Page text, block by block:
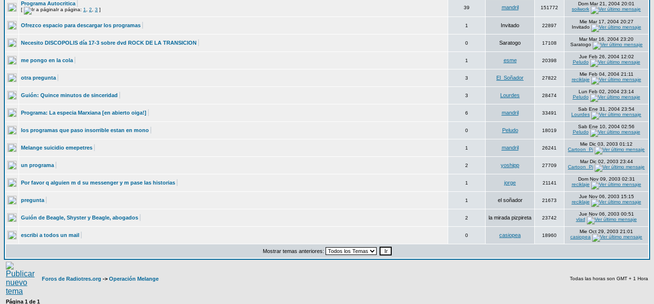
Programa Autocritica
[ Ir a página: 1 2 3 ] 39 mandril 151772
Dom Mar 21, 2004 20:01
soilwork
Ofrezco espacio para descargar los programas 1 Invitado 22897
Mie Mar 17, 2004 20:27
Invitado
Necesito DISCOPOLIS día 17-3 sobre dvd ROCK DE LA TRANSICION 0 Saratogo 17108
Mar Mar 16, 2004 23:20
Saratogo
me pongo en la cola 1 esme 20398
Jue Feb 26, 2004 12:02
Peludo
otra pregunta 3 El_Soñador 27822
Mie Feb 04, 2004 21:11
reciklaje
Guión: Quince minutos de sinceridad 3 Lourdes 28474
Lun Feb 02, 2004 23:14
Peludo
Programa: La especia Marxiana [en abierto oiga!] 6 mandril 33491
Sab Ene 31, 2004 23:54
Lourdes
los programas que paso insorrible estan en mono 0 Peludo 18019
Sab Ene 10, 2004 02:56
Peludo
Melange suicidio emepetres 1 mandril 26241
Mie Dic 03, 2003 01:12
Cartoon_Pi
un programa 2 yoshipp 27709
Mar Dic 02, 2003 23:44
Cartoon_Pi
Por favor q alguien m d su messenger y m pase las historias 1 jorge 21141
Dom Nov 09, 2003 02:31
reciklaje
pregunta 1 el soñador 21673
Jue Nov 06, 2003 15:15
reciklaje
Guión de Beagle, Shyster y Beagle, abogados 2 la mirada pizpireta 23742
Jue Nov 06, 2003 00:51
vlad
escribi a todos un mail 0 casiopea 18960
Mie Oct 29, 2003 21:01
casiopea
Mostrar temas anteriores:
Foros de Radiotres.org -> Operación Melange Todas las horas son GMT + 1 Hora
Página 1 de 1